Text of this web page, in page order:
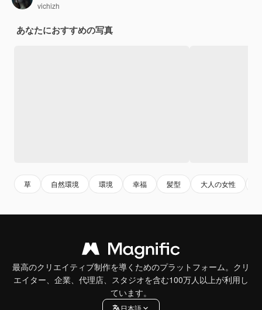
vichizh
あなたにおすすめの写真
草 自然環境 環境 幸福 髪型 大人の女性
最高のクリエイティブ制作を導くためのプラットフォーム。クリ
エイター、企業、代理店、スタジオを含む100万人以上が利用し
ています。